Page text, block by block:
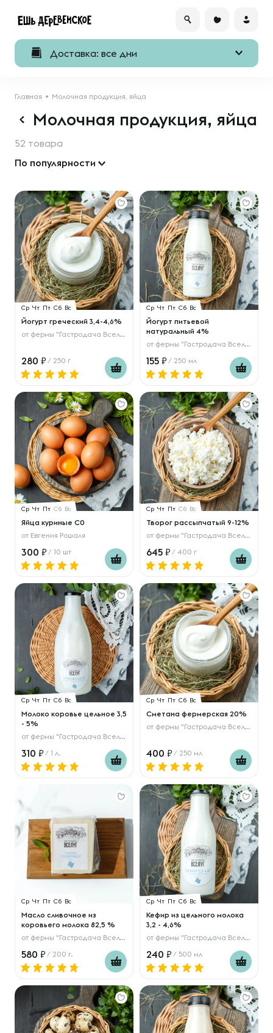
Доставка: все дни
Главная Молочная продукция, яйца
Молочная продукция, яйца
52 товара
По популярности
Ср Чт Пт Сб Вс
Йогурт греческий 3,4-4,6%
от фермы "Гастродача Вселуг"
280 / 250 г
Ср Чт Пт Сб Вс
Йогурт питьевой
натуральный 4%
от фермы "Гастродача Вселуг"
155 / 250 мл
Ср Чт Пт Сб Вс
Яйца куриные С0
от Евгения Рошаля
300 / 10 шт
Ср Чт Пт Сб Вс
Творог рассыпчатый 9-12%
от фермы "Гастродача Вселуг"
645 / 400 г
Ср Чт Пт Сб Вс
Молоко коровье цельное 3,5
- 5%
от фермы "Гастродача Вселуг"
310 / 1 л.
Ср Чт Пт Сб Вс
Сметана фермерская 20%
от фермы "Гастродача Вселуг"
400 / 250 мл
Ср Чт Пт Сб Вс
Масло сливочное из
коровьего молока 82,5 %
от фермы "Гастродача Вселуг"
580 / 200 г.
Ср Чт Пт Сб Вс
Кефир из цельного молока
3,2 - 4,6%
от фермы "Гастродача Вселуг"
240 / 500 мл